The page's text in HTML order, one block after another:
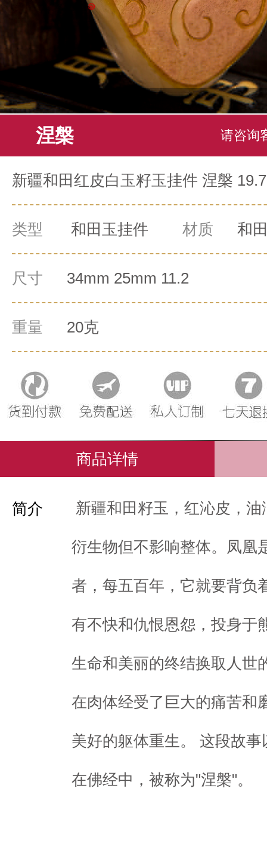
涅槃 请咨询
新疆和田红皮白玉籽玉挂件 涅槃
类型 和田玉挂件 材质 和
尺寸 34mm 25mm 11.2
重量 20克
商品详情
简介 新疆和田籽玉，红沁皮，
衍生物但不影响整体。凤凰
者，每五百年，它就要背负
有不快和仇恨恩怨，投身于
生命和美丽的终结换取人世
在肉体经受了巨大的痛苦和
美好的躯体重生。 这段故
在佛经中，被称为"涅槃"。